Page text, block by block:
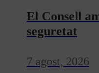
El Consell
seguretat
7 agost, 2026